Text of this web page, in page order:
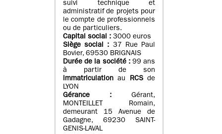
suivi technique et
administratif de projets pour
le compte de professionnels
ou de particuliers.
Capital social : 3000 euros
Siège social : 37 Rue Paul
Bovier, 69530 BRIGNAIS
Durée de la société : 99 ans
à partir de son
immatriculation au RCSde
LYON
Gérance :
Gérant,
MONTEILLET Romain,
demeurant 15 Avenue de
Gadagne, 69230 SAINT-
GENIS-LAVAL